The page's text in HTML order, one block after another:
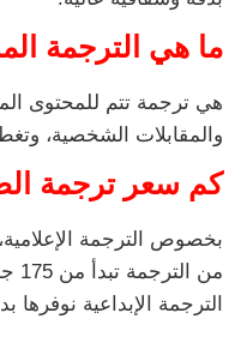
ما هي الترجمة
هي ترجمة تتم للمحتوى
والمقابلات الشخصية،
كم سعر ترجمة
بخصوص الترجمة
الترجمة الإبداعية نوفرها بداية من 250 جنيه